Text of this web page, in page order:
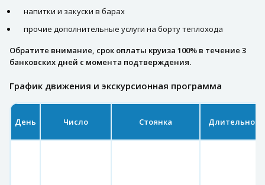
напитки и закуски в барах
прочие дополнительные услуги на борту теплохода
Обратите внимание, срок оплаты круиза 100% в течение 3
банковских дней с момента подтверждения.
График движения и экскурсионная программа
День Число Стоянка